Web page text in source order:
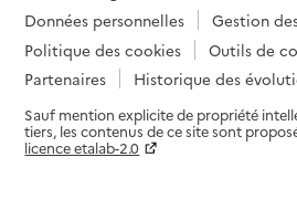
Données personnelles
Gestion
Politique des cookies
Outils de
Partenaires
Historique des
Sauf mention explicite de propriété
tiers, les contenus de ce site sont
licence etalab-2.0